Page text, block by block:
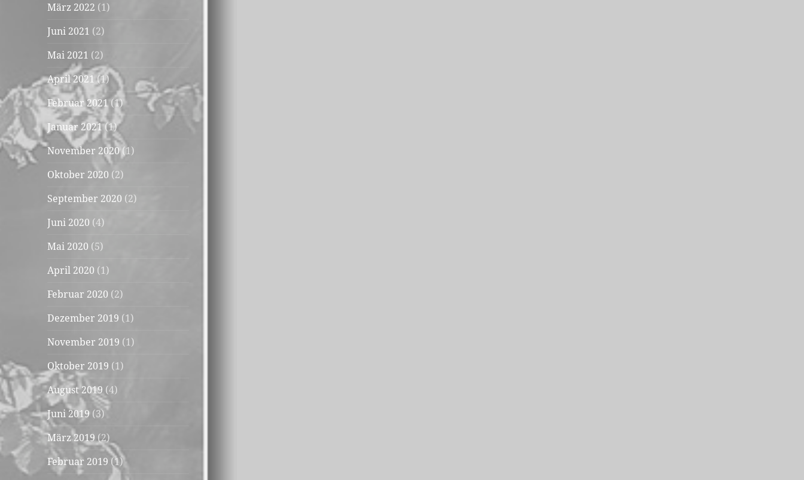
März 2022 (1)
Juni 2021 (2)
Mai 2021 (2)
April 2021(1)
Februar 2021(1)
Januar 2021(1)
November 2020(1)
Oktober 2020 (2)
September 2020 (2)
Juni 2020 (4)
Mai 2020 (5)
April 2020 (1)
Februar 2020 (2)
Dezember 2019 (1)
November 2019 (1)
Oktober 2019 (1)
August 2019 (4)
Juni 2019 (3)
März 2019 (2)
Februar 2019 (1)